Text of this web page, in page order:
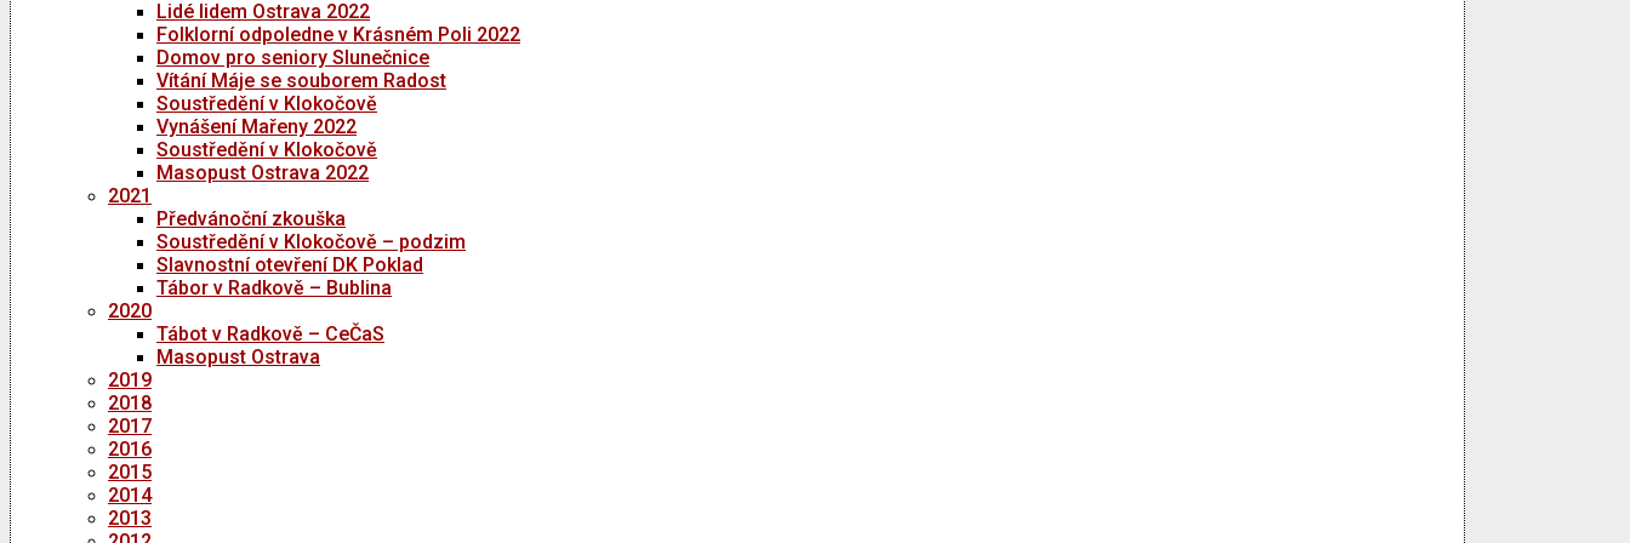
Lidé lidem Ostrava 2022
Folklorní odpoledne v Krásném Poli 2022
Domov pro seniory Slunečnice
Vítání Máje se souborem Radost
Soustředění v Klokočově
Vynášení Mařeny 2022
Soustředění v Klokočově
Masopust Ostrava 2022
2021
Předvánoční zkouška
Soustředění v Klokočově – podzim
Slavnostní otevření DK Poklad
Tábor v Radkově – Bublina
2020
Tábot v Radkově – CeČaS
Masopust Ostrava
2019
2018
2017
2016
2015
2014
2013